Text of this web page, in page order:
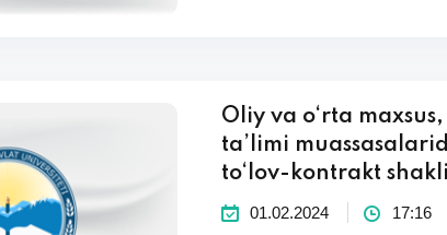
Oliy va o‘rta
ta’limi
to‘lov-kontrakt
01.02.2024 17:16